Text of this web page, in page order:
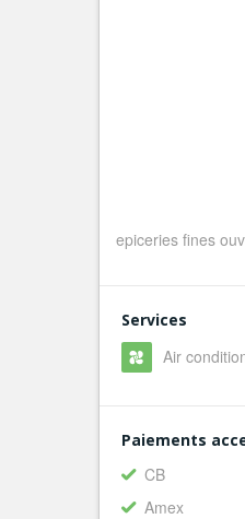
epiceries fines
Services
Air
Paiements
CB
Amex